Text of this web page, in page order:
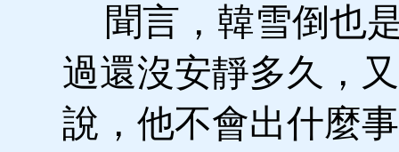
聞言，韓雪倒也
過還沒安靜多久，
說，他不會出什麼